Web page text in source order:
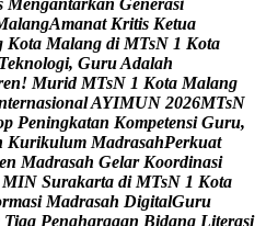
Mengantarkan Generasi
alangAmanat Kritis Ketua
Kota Malang di MTsN 1 Kota
Teknologi, GuruAdalah
en! Murid MTsN 1 Kota Malang
ternasionalAYIMUN 2026MTsN
p Peningkatan Kompetensi Guru,
Kurikulum MadrasahPerkuat
en Madrasah Gelar Koordinasi
MIN Surakarta di MTsN 1 Kota
rmasi Madrasah DigitalGuru
Tiga Penghargaan Bidang Literasi